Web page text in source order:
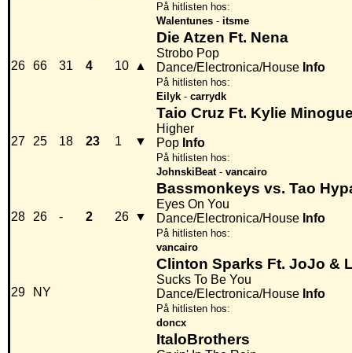
På hitlisten hos:
Walentunes - itsme
26 66 31 4 10 ▲
Die Atzen Ft. Nena
Strobo Pop
Dance/Electronica/House Info
På hitlisten hos:
Eilyk - carrydk
27 25 18 23 1 ▼
Taio Cruz Ft. Kylie
Higher
Pop Info
På hitlisten hos:
JohnskiBeat- vancairo
28 26 - 2 26 ▼
Bassmonkeys vs. Tao
Eyes On You
Dance/Electronica/House Info
På hitlisten hos:
vancairo
29 NY
Clinton Sparks Ft. JoJo &
Sucks To Be You
Dance/Electronica/House Info
På hitlisten hos:
doncx
ItaloBrothers